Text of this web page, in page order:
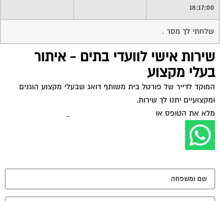
18:17:00
שלחתי לך מסר .
שירות אישי לוועדי בתים - איתור
בעלי מקצוע
המוקד לדייר של פורטל בית משותף דואג שבעלי מקצוע הוגנים
ומקצועיים יתנו לך שירות.
מלא את הטופס אולחץ לשליחת הודעת ווצאפ